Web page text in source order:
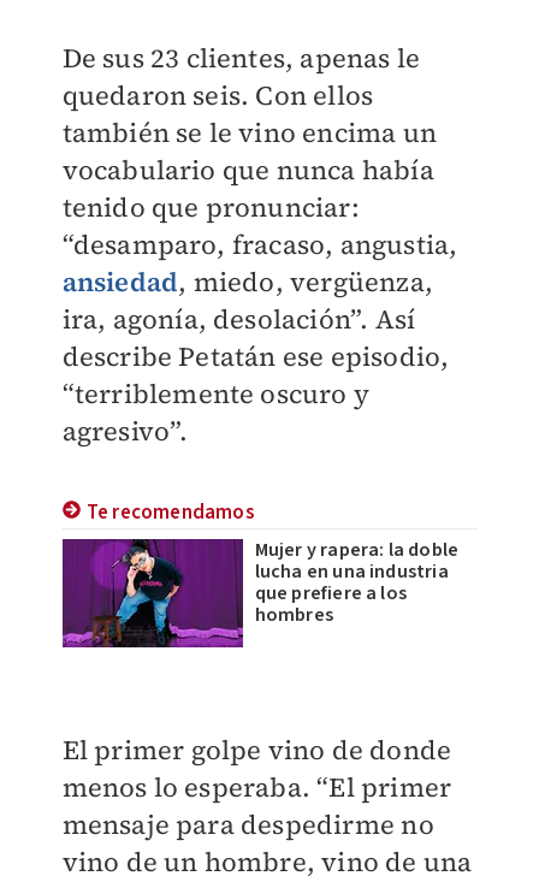
De sus 23 clientes, apenas le
quedaron seis. Con ellos
también se le vino encima un
vocabulario que nunca había
tenido que pronunciar:
“desamparo, fracaso, angustia,
ansiedad, miedo, vergüenza,
ira, agonía, desolación”. Así
describe Petatán ese episodio,
“terriblemente oscuro y
agresivo”.
Te recomendamos
Mujer y rapera: la doble
lucha en una industria
que prefiere a los
hombres
El primer golpe vino de donde
menos lo esperaba. “El primer
mensaje para despedirme no
vino de un hombre, vino de una